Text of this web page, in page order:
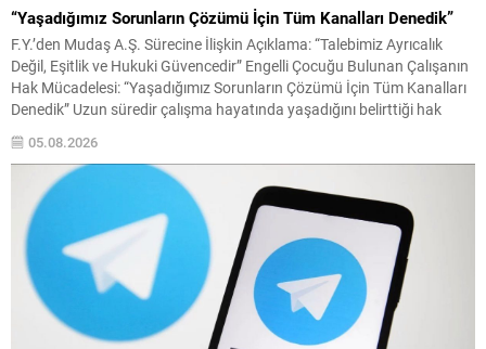
“Yaşadığımız Sorunların Çözümü İçin Tüm Kanalları Denedik”
F.Y.’den Mudaş A.Ş. Sürecine İlişkin Açıklama: “Talebimiz Ayrıcalık
Değil, Eşitlik ve Hukuki Güvencedir” Engelli Çocuğu Bulunan Çalışanın
Hak Mücadelesi: “Yaşadığımız Sorunların Çözümü İçin Tüm Kanalları
Denedik” Uzun süredir çalışma hayatında yaşadığını belirttiği hak
yararlandırılmadığı iddialarıyla gündeme gelen F.Y., Mudaş A.Ş. ile
yaşadığı iş...
05.08.2026